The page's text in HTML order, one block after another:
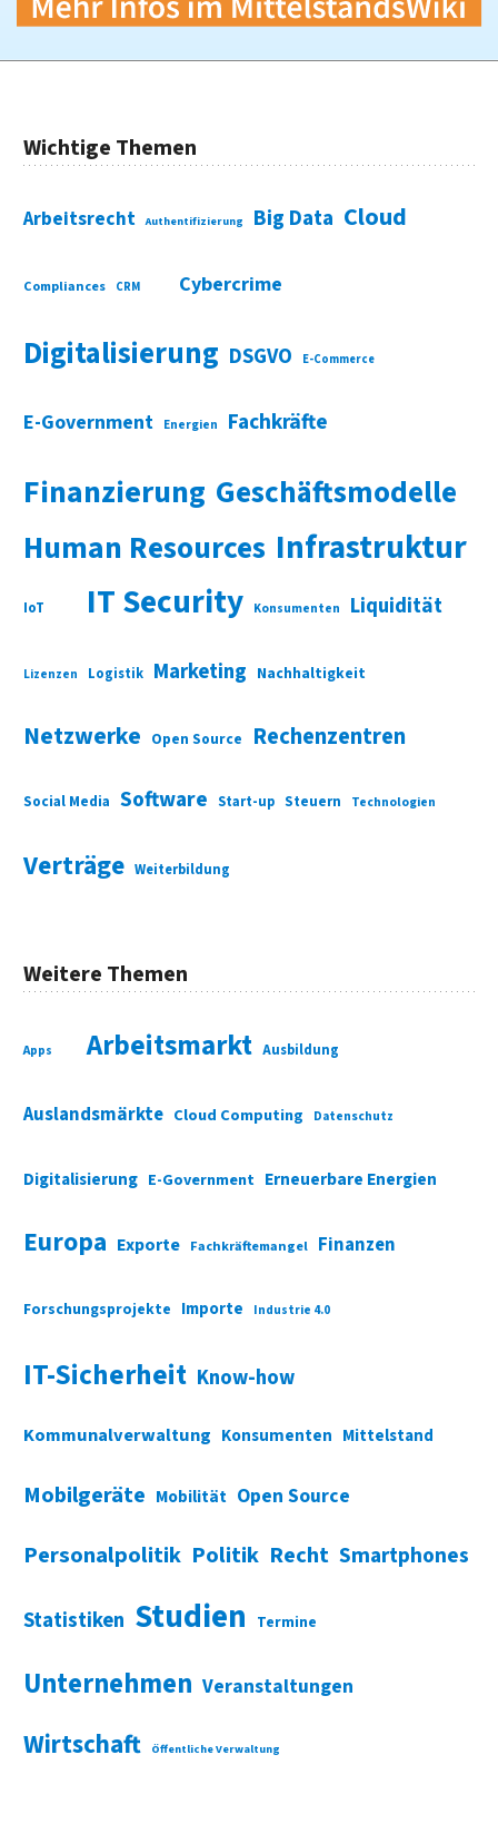
Wichtige Themen
Arbeitsrecht Authentifizierung Big Data Cloud
Compliances CRM Cybercrime
Digitalisierung DSGVO E-Commerce
E-Government Energien Fachkräfte
Finanzierung Geschäftsmodelle
Human Resources Infrastruktur
IoT IT Security Konsumenten Liquidität
Lizenzen Logistik Marketing Nachhaltigkeit
Netzwerke Open Source Rechenzentren
Social Media Software Start-up Steuern Technologien
Verträge Weiterbildung
Weitere Themen
Apps Arbeitsmarkt Ausbildung
Auslandsmärkte Cloud Computing Datenschutz
Digitalisierung E-Government Erneuerbare Energien
Europa Exporte Fachkräftemangel Finanzen
Forschungsprojekte Importe Industrie 4.0
IT-Sicherheit Know-how
Kommunalverwaltung Konsumenten Mittelstand
Mobilgeräte Mobilität Open Source
Personalpolitik Politik Recht Smartphones
Statistiken Studien Termine
Unternehmen Veranstaltungen
Wirtschaft Öffentliche Verwaltung